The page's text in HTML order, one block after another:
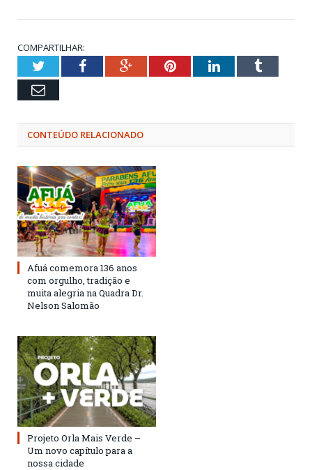
COMPARTILHAR:
TwitterFacebookGoogle+PinterestLinkedInTumblr
Email
CONTEÚDO RELACIONADO
Afuá comemora 136 anos
com orgulho, tradição e
muita alegria na Quadra Dr.
Nelson Salomão
Projeto Orla Mais Verde –
Um novo capítulo para a
nossa cidade